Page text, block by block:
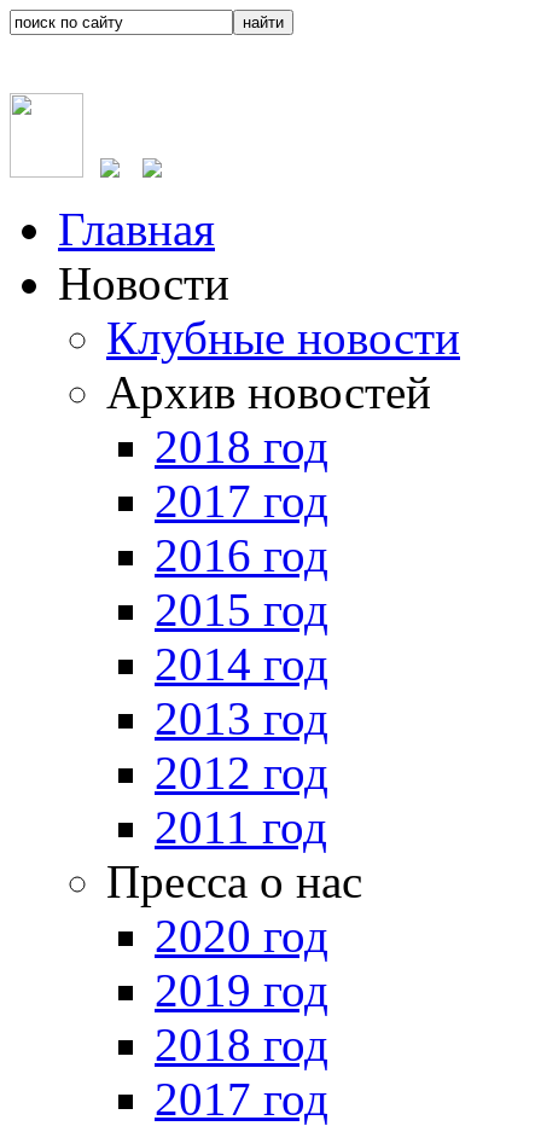
Главная
Новости
Клубные новости
Архив новостей
2018 год
2017 год
2016 год
2015 год
2014 год
2013 год
2012 год
2011 год
Пресса о нас
2020 год
2019 год
2018 год
2017 год